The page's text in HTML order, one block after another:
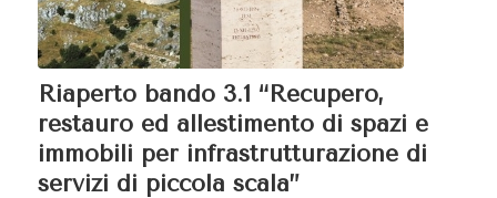
Riaperto bando 3.1 “Recupero,
restauro ed allestimento di spazi e
immobili per infrastrutturazione di
servizi di piccola scala”